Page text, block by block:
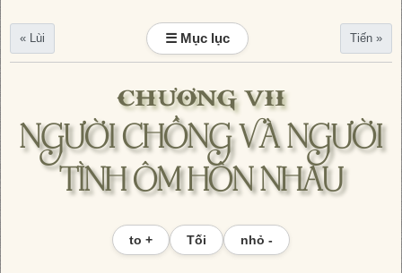
« Lùi ☰ Mục lục Tiến »
CHƯƠNG VII
NGƯỜI CHỒNG VÀ NGƯỜI
TÌNH ÔM HÔN NHAU
to + Tối nhỏ -